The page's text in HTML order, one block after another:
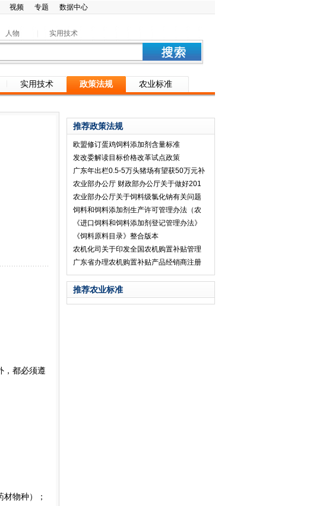
视频 专题 数据中心
人物 实用技术
实用技术 政策法规 农业标准
都必须遵
物种）；
推荐政策法规
欧盟修订蛋鸡饲料添加剂含量标准
发改委解读目标价格改革试点政策
广东年出栏0.5-5万头猪场有望获50万元补
农业部办公厅 财政部办公厅关于做好201
农业部办公厅关于饲料级氯化钠有关问题
饲料和饲料添加剂生产许可管理办法（农
《进口饲料和饲料添加剂登记管理办法》
《饲料原料目录》整合版本
农机化司关于印发全国农机购置补贴管理
广东省办理农机购置补贴产品经销商注册
推荐农业标准